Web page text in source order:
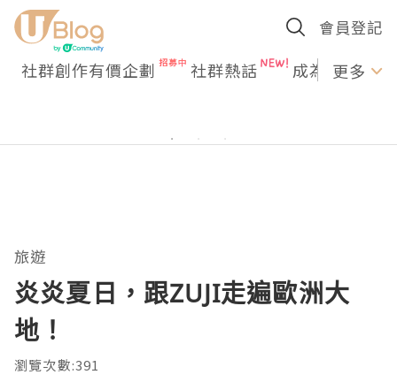
會員登記
社群創作有價企劃 社群熱話 成為U更多
旅遊
炎炎夏日，跟ZUJI走遍歐洲大
地！
瀏覽次數:391